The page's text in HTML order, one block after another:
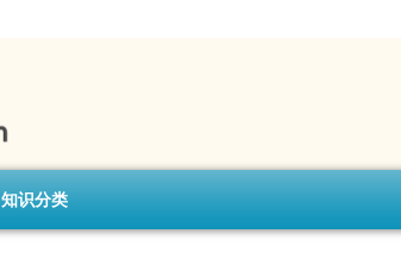
知识分类